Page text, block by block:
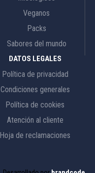
Veganos
Packs
Sabores del mundo
DATOS LEGALES
Política de privacidad
Condiciones generales
Política de cookies
Atención al cliente
Hoja de reclamaciones